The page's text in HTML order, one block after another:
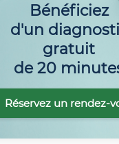
Bénéficiez
d'un
gratuit
de 20
Réservez un rendez-